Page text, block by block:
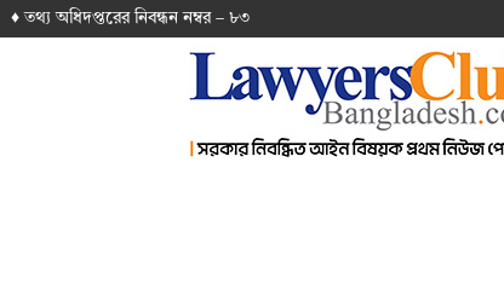
♦ তথ‌্য অ‌ধিদপ্ত‌রের নিবন্ধন নম্বর – ৮৩